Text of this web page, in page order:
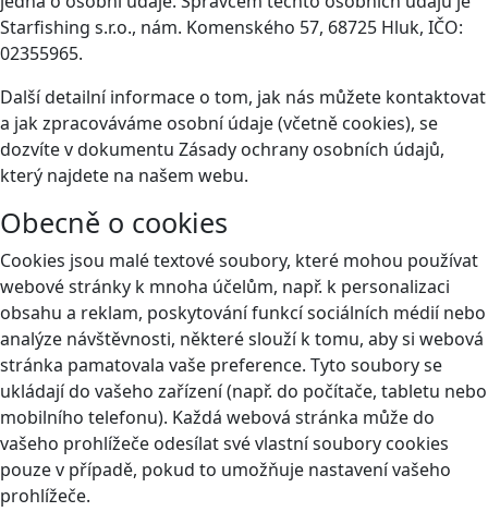
Starfishing s.r.o., nám. Komenského 57, 68725 Hluk, IČO:
02355965.
Další detailní informace o tom, jak nás můžete kontaktovat
a jak zpracováváme osobní údaje (včetně cookies), se
dozvíte v dokumentu Zásady ochrany osobních údajů,
který najdete na našem webu.
Obecně o cookies
Cookies jsou malé textové soubory, které mohou používat
webové stránky k mnoha účelům, např. k personalizaci
obsahu a reklam, poskytování funkcí sociálních médií nebo
analýze návštěvnosti, některé slouží k tomu, aby si webová
stránka pamatovala vaše preference. Tyto soubory se
ukládají do vašeho zařízení (např. do počítače, tabletu nebo
mobilního telefonu). Každá webová stránka může do
vašeho prohlížeče odesílat své vlastní soubory cookies
pouze v případě, pokud to umožňuje nastavení vašeho
prohlížeče.